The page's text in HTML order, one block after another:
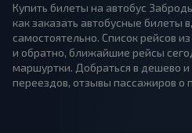
Купить билеты на автобус
как заказать автобусные билеты
самостоятельно. Список рейсов
и обратно, ближайшие рейсы
маршуртки. Добраться в дешево
переездов, отзывы пассажиров о